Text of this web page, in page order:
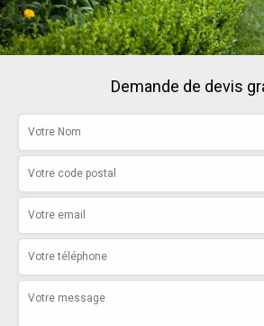
Demande de devis